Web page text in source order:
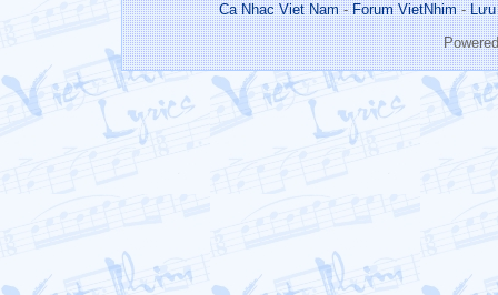
Ca Nhac Viet Nam-Forum VietNhim-